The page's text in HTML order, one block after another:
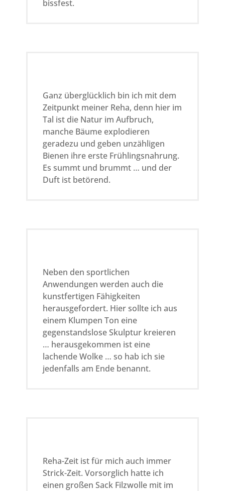
bissfest.
Ganz überglücklich bin ich mit dem
Zeitpunkt meiner Reha, denn hier im
Tal ist die Natur im Aufbruch,
manche Bäume explodieren
geradezu und geben unzähligen
Bienen ihre erste Frühlingsnahrung.
Es summt und brummt … und der
Duft ist betörend.
Neben den sportlichen
Anwendungen werden auch die
kunstfertigen Fähigkeiten
herausgefordert. Hier sollte ich aus
einem Klumpen Ton eine
gegenstandslose Skulptur kreieren
… herausgekommen ist eine
lachende Wolke … so hab ich sie
jedenfalls am Ende benannt.
Reha-Zeit ist für mich auch immer
Strick-Zeit. Vorsorglich hatte ich
einen großen Sack Filzwolle mit im